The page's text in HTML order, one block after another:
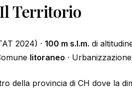
Il Territorio
2024) · 100 m s.l.m. di
litoraneo ·
della provincia di CH dove la